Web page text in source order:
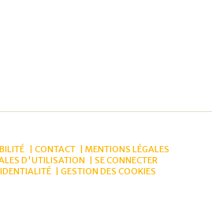
CONTACT
MENTIONS LÉGALES
D'UTILISATION
SE CONNECTER
GESTION DES COOKIES